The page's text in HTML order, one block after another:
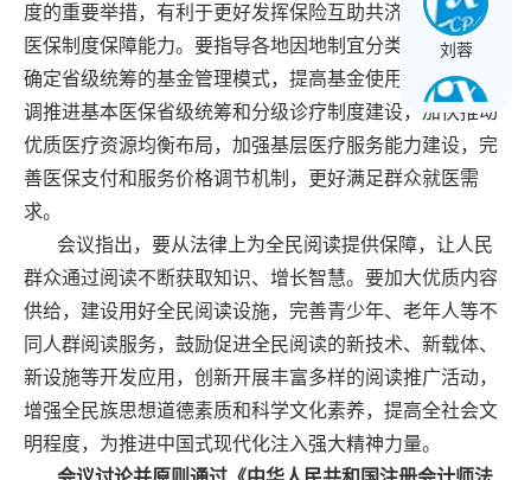
度的重要举措，有利于更好发挥保险互助共济优势，增强
医保制度保障能力。要指导各地因地制宜分类施策，合理
确定省级统筹的基金管理模式，提高基金使用效率。要协
调推进基本医保省级统筹和分级诊疗制度建设，加快推动
优质医疗资源均衡布局，加强基层医疗服务能力建设，完
善医保支付和服务价格调节机制，更好满足群众就医需
求。
会议指出，要从法律上为全民阅读提供保障，让人民
群众通过阅读不断获取知识、增长智慧。要加大优质内容
供给，建设用好全民阅读设施，完善青少年、老年人等不
同人群阅读服务，鼓励促进全民阅读的新技术、新载体、
新设施等开发应用，创新开展丰富多样的阅读推广活动，
增强全民族思想道德素质和科学文化素养，提高全社会文
明程度，为推进中国式现代化注入强大精神力量。
刘蓉
王长球
黄文星